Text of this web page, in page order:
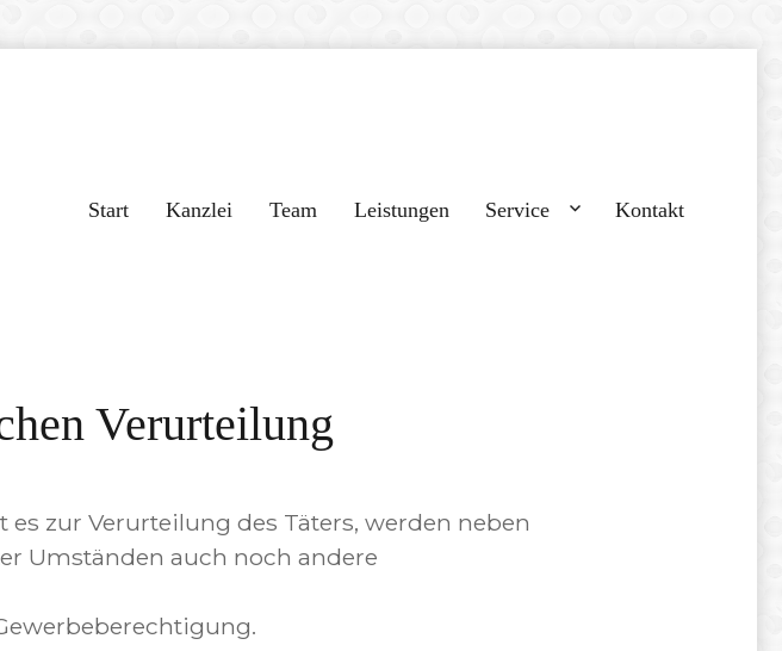
Start Kanzlei Team Leistungen Service Kontakt
Verurteilung
zur Verurteilung des Täters, werden neben
Umständen auch noch andere